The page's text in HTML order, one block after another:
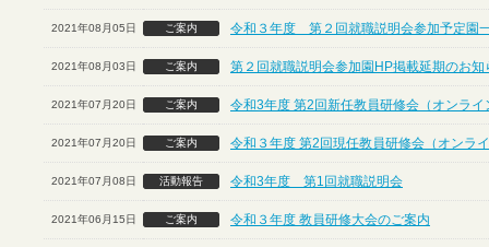
2021年08月05日 ご案内 令和３年度 第２回就職説明会参加予定園
2021年08月03日 ご案内 第２回就職説明会参加園HP掲載延期のお知
2021年07月20日 ご案内 令和3年度 第2回新任教員研修会（オンライ
2021年07月20日 ご案内 令和３年度 第2回現任教員研修会（オンラ
2021年07月08日 活動報告 令和3年度 第1回就職説明会
2021年06月15日 ご案内 令和３年度 教員研修大会のご案内